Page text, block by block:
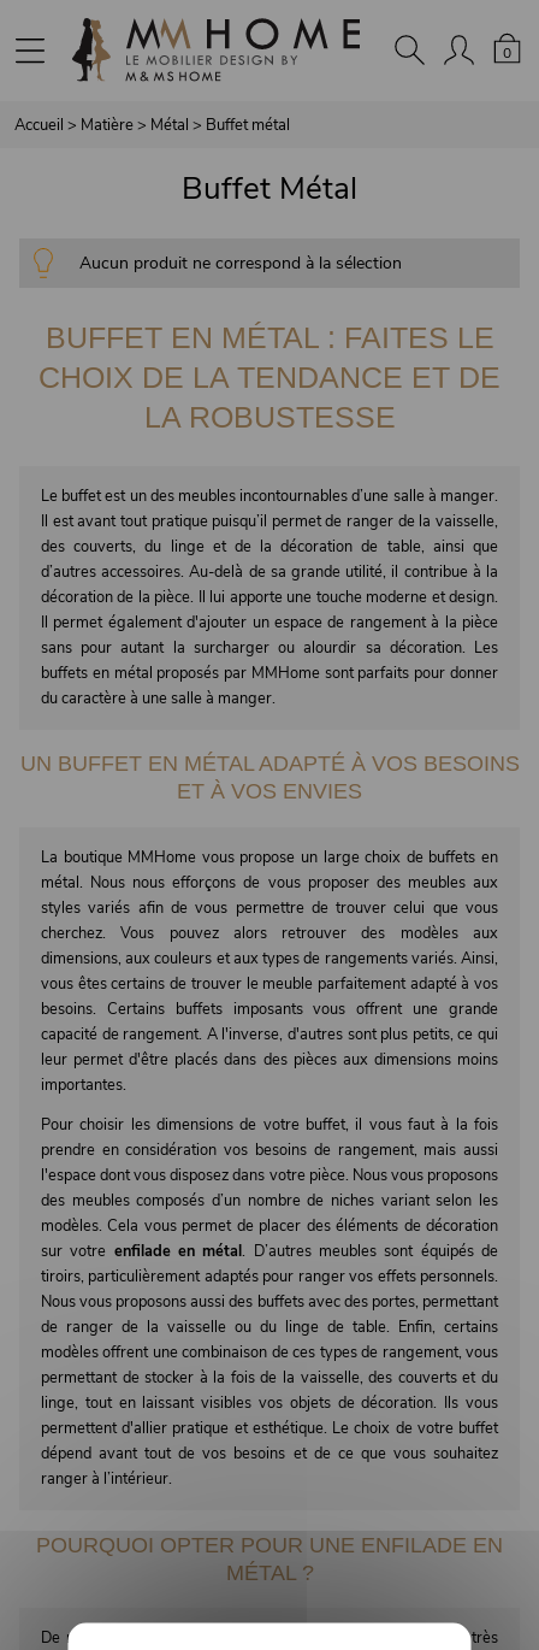
0
Accueil > Matière> Métal > Buffet métal
Buffet Métal
Aucun produit ne correspond à la sélection
BUFFET EN MÉTAL : FAITES LE
CHOIX DE LA TENDANCE ET DE
LA ROBUSTESSE
Le buffet est un des meubles incontournables d’une salle à manger.
Il est avant tout pratique puisqu’il permet de ranger de la vaisselle,
des couverts, du linge et de la décoration de table, ainsi que
d’autres accessoires. Au-delà de sa grande utilité, il contribue à la
décoration de la pièce. Il lui apporte une touche moderne et design.
Il permet également d'ajouter un espace de rangement à la pièce
sans pour autant la surcharger ou alourdir sa décoration. Les
buffets en métal proposés par MMHome sont parfaits pour donner
du caractère à une salle à manger.
UN BUFFET EN MÉTAL ADAPTÉ À VOS BESOINS
ET À VOS ENVIES
La boutique MMHome vous propose un large choix de buffets en
métal. Nous nous efforçons de vous proposer des meubles aux
styles variés afin de vous permettre de trouver celui que vous
cherchez. Vous pouvez alors retrouver des modèles aux
dimensions, aux couleurs et aux types de rangements variés. Ainsi,
vous êtes certains de trouver le meuble parfaitement adapté à vos
besoins. Certains buffets imposants vous offrent une grande
capacité de rangement. A l'inverse, d'autres sont plus petits, ce qui
leur permet d'être placés dans des pièces aux dimensions moins
importantes.
Pour choisir les dimensions de votre buffet, il vous faut à la fois
prendre en considération vos besoins de rangement, mais aussi
l'espace dont vous disposez dans votre pièce. Nous vous proposons
des meubles composés d’un nombre de niches variant selon les
modèles. Cela vous permet de placer des éléments de décoration
sur votre enfilade en métal. D’autres meubles sont équipés de
tiroirs, particulièrement adaptés pour ranger vos effets personnels.
Nous vous proposons aussi des buffets avec des portes, permettant
de ranger de la vaisselle ou du linge de table. Enfin, certains
modèles offrent une combinaison de ces types de rangement, vous
permettant de stocker à la fois de la vaisselle, des couverts et du
linge, tout en laissant visibles vos objets de décoration. Ils vous
permettent d'allier pratique et esthétique. Le choix de votre buffet
dépend avant tout de vos besoins et de ce que vous souhaitez
ranger à l’intérieur.
POURQUOI OPTER POUR UNE ENFILADE EN
MÉTAL ?
De nos jours, le buffet en métal est très répandu, et surtout très
Panneau de gestion des cookies